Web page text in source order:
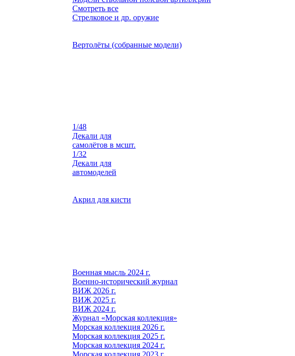
Смотреть все
Стрелковое и др. оружие
Вертолёты (собранные модели)
1/48
Декали для
самолётов в мсшт.
1/32
Декали для
автомоделей
Акрил для кисти
Военная мысль 2024 г.
Военно-исторический журнал
ВИЖ 2026 г.
ВИЖ 2025 г.
ВИЖ 2024 г.
Журнал «Морская коллекция»
Морская коллекция 2026 г.
Морская коллекция 2025 г.
Морская коллекция 2024 г.
Морская коллекция 2023 г.